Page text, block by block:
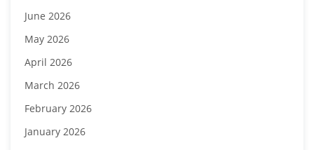
June 2026
May 2026
April 2026
March 2026
February 2026
January 2026